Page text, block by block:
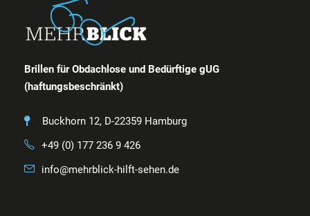
Brillen für Obdachlose und Bedürftige gUG
(haftungsbeschränkt)
Buckhorn 12, D-22359 Hamburg
+49 (0) 177 236 9 426
info@mehrblick-hilft-sehen.de